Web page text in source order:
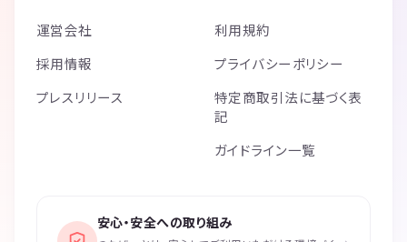
運営会社
採用情報
プレスリリース
利用規約
プライバシーポリシー
特定商取引法に基づく表
記
ガイドライン一覧
安心・安全への取り組み